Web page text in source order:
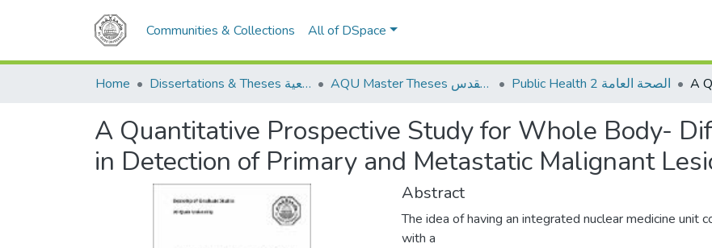
Communities & Collections All of DSpace
Home Dissertations & Theses الرسائل الجامعية AQU Master Theses الرسائل الجامعية الخاصة بجامعة القدس Public Health 2 الصحة العامة
A Quantitative Prospective Study for Whole Body-
in Detection of Primary and Metastatic Malignant
Abstract
The idea of having an integrated nuclear medicine unit
with a